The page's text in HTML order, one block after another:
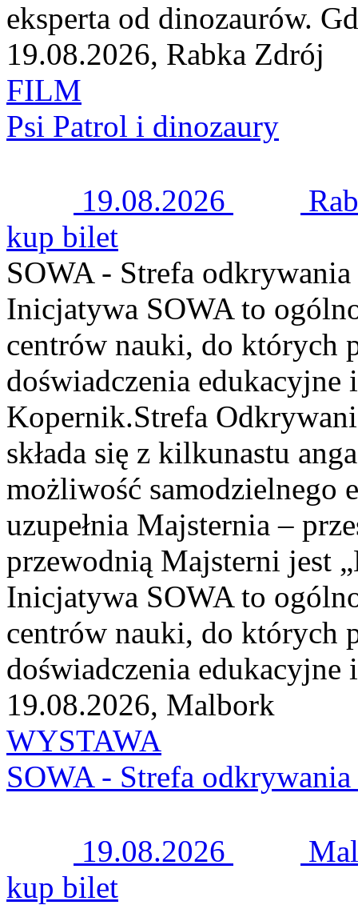
eksperta od dinozaurów.
19.08.2026, Rabka Zdrój
FILM
Psi Patrol i dinozaury
19.08.2026
kup bilet
SOWA - Strefa
Inicjatywa SOWA to
centrów nauki, do których
doświadczenia
Kopernik.Strefa
składa się z kilkunastu
możliwość samodzielnego
uzupełnia Majsternia –
przewodnią Majsterni jest
Inicjatywa SOWA to
centrów nauki, do których
doświadczenia
19.08.2026, Malbork
WYSTAWA
SOWA - Strefa
19.08.2026
kup bilet